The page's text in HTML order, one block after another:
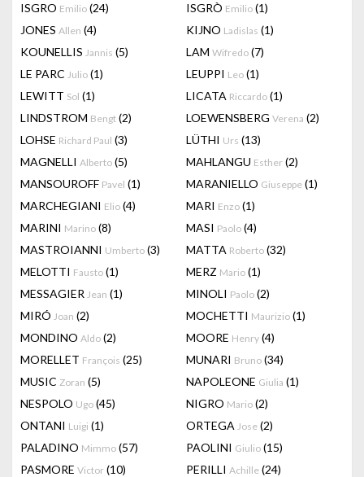
ISGRO Emilio (24) ISGRÒ Emilio (1)
JONES Allen (4) KIJNO Ladislas (1)
KOUNELLIS Jannis (5) LAM Wifredo (7)
LE PARC Julio (1) LEUPPI Leo (1)
LEWITT Sol (1) LICATA Riccardo (1)
LINDSTROM Bengt (2) LOEWENSBERG Verena (2)
LOHSE Richard Paul (3) LÜTHI Urs (13)
MAGNELLI Alberto (5) MAHLANGU Esther (2)
MANSOUROFF Pavel (1) MARANIELLO Giuseppe (1)
MARCHEGIANI Elio (4) MARI Enzo (1)
MARINI Marino (8) MASI Paolo (4)
MASTROIANNI Umberto (3) MATTA Roberto (32)
MELOTTI Fausto (1) MERZ Mario (1)
MESSAGIER Jean (1) MINOLI Paolo (2)
MIRÓ Joan (2) MOCHETTI Maurizio (1)
MONDINO Aldo (2) MOORE Henry (4)
MORELLET François (25) MUNARI Bruno (34)
MUSIC Zoran (5) NAPOLEONE Giulia (1)
NESPOLO Ugo (45) NIGRO Mario (2)
ONTANI Luigi (1) ORTEGA Jose (2)
PALADINO Mimmo (57) PAOLINI Giulio (15)
PASMORE Victor (10) PERILLI Achille (24)